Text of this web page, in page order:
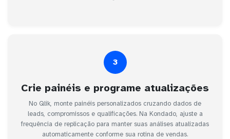
3
Crie painéis e programe atualizações
No Qlik, monte painéis personalizados cruzando dados de
leads, compromissos e qualificações. Na Kondado, ajuste a
frequência de replicação para manter suas análises atualizadas
automaticamente conforme sua rotina de vendas.